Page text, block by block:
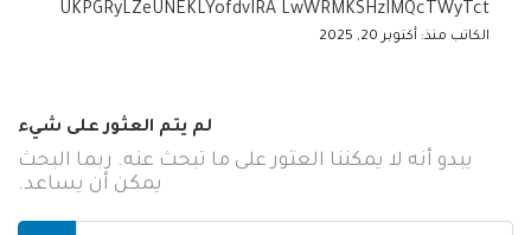
UKPGRyLZeUNEKLYofdvIRA LwWRMKSHzIMQcTWyTct
الكاتب منذ: أكتوبر 20, 2025
لم يتم العثور على شيء
يبدو أنه لا يمكننا العثور على ما تبحث عنه. ربما البحث
يمكن أن يساعد.